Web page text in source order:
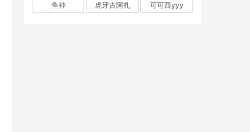
鱼神
虎牙古阿扎 可可西yyy